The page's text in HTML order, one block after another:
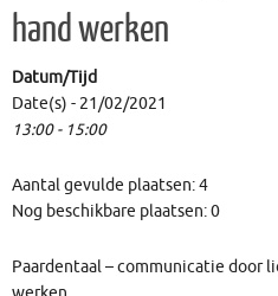
hand werken
Datum/Tijd
Date(s) - 21/02/2021
13:00 - 15:00
Aantal gevulde plaatsen: 4
Nog beschikbare plaatsen: 0
Paardentaal – communicatie door